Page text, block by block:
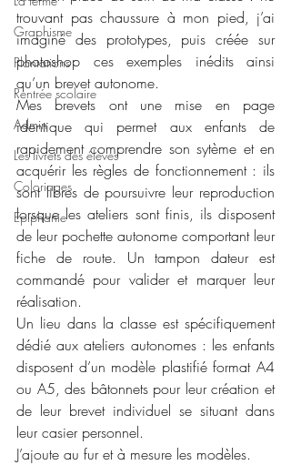
Graphisme
Plantations
Rentrée scolaire
Admin
Les livrets des élèves
Coloriages
Epiphanie
trouvant pas chaussure à mon pied, j’ai
imaginé des prototypes, puis créée sur
photoshop ces exemples inédits ainsi
qu’un brevet autonome.
Mes brevets ont une mise en page
identique qui permet aux enfants de
rapidement comprendre son sytème et en
acquérir les règles de fonctionnement : ils
sont libres de poursuivre leur reproduction
lorsque les ateliers sont finis, ils disposent
de leur pochette autonome comportant leur
fiche de route. Un tampon dateur est
commandé pour valider et marquer leur
réalisation.
Un lieu dans la classe est spécifiquement
dédié aux ateliers autonomes : les enfants
disposent d’un modèle plastifié format A4
ou A5, des bâtonnets pour leur création et
de leur brevet individuel se situant dans
leur casier personnel.
J’ajoute au fur et à mesure les modèles.